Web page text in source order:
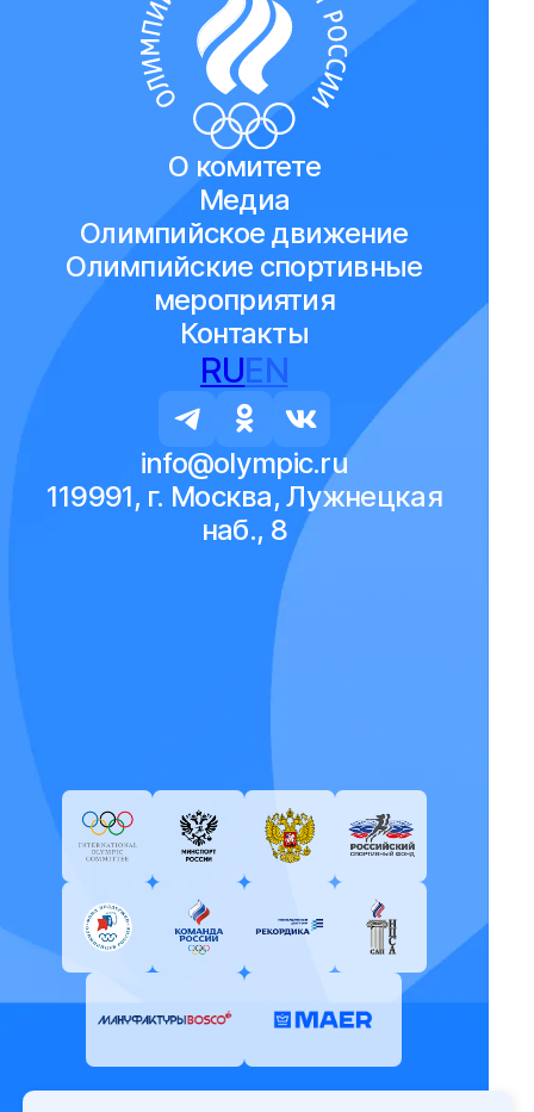
О комитете
Медиа
Олимпийское движение
Олимпийские спортивные
мероприятия
Контакты
RUEN
info@olympic.ru
119991, г. Москва, Лужнецкая
наб., 8